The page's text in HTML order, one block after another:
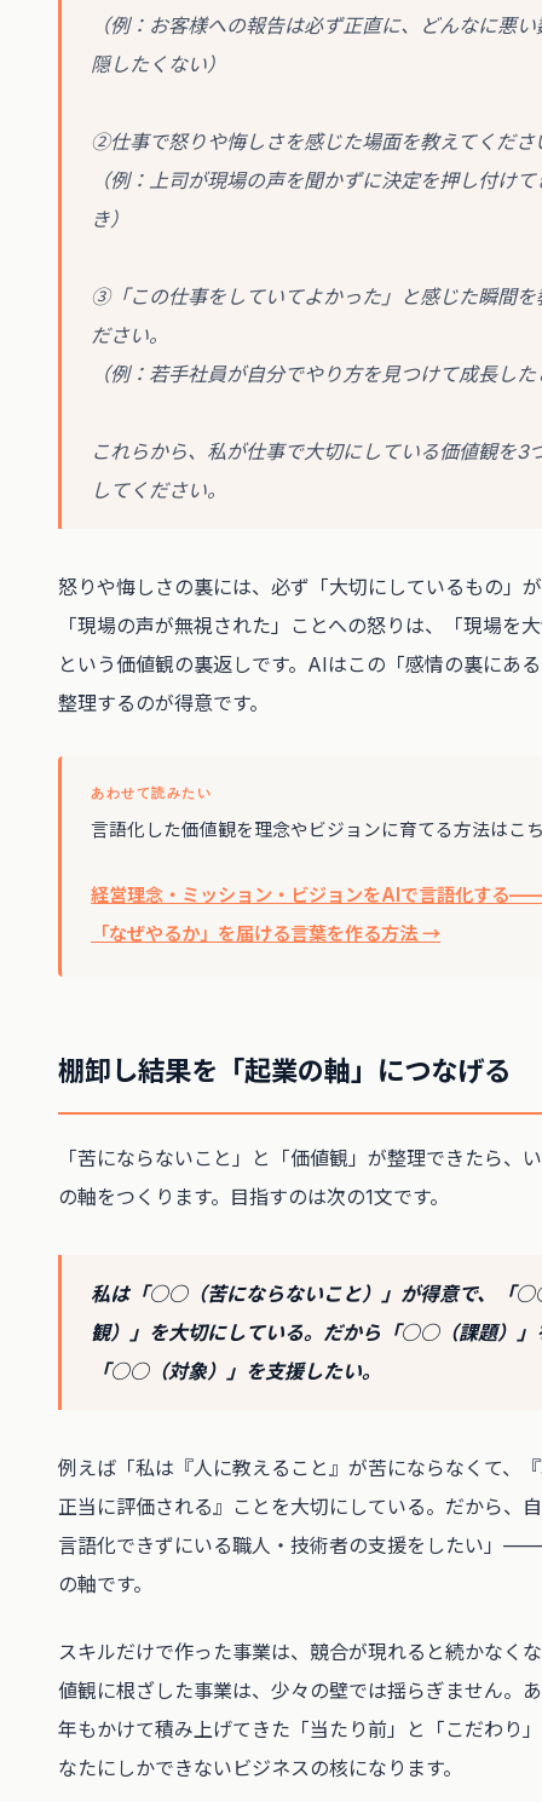
（例：お客様への報告は必ず正直に、どんなに悪
隠したくない）
②仕事で怒りや悔しさを感じた場面を教えてくださ
（例：上司が現場の声を聞かずに決定を押し付け
き）
③「この仕事をしていてよかった」と感じた瞬間を
ださい。
（例：若手社員が自分でやり方を見つけて成長し
これらから、私が仕事で大切にしている価値観を3
してください。
怒りや悔しさの裏には、必ず「大切にしているもの」
「現場の声が無視された」ことへの怒りは、「現場を
という価値観の裏返しです。AIはこの「感情の裏にあ
整理するのが得意です。
あわせて読みたい
言語化した価値観を理念やビジョンに育てる方法はこ
経営理念・ミッション・ビジョンをAIで言語化する
「なぜやるか」を届ける言葉を作る方法 →
棚卸し結果を「起業の軸」につなげる
「苦にならないこと」と「価値観」が整理できたら、
の軸をつくります。目指すのは次の1文です。
私は「○○（苦にならないこと）」が得意で、「
観）」を大切にしている。だから「○○（課題）」
「○○（対象）」を支援したい。
例えば「私は『人に教えること』が苦にならなくて、
正当に評価される』ことを大切にしている。だから、
言語化できずにいる職人・技術者の支援をしたい」
の軸です。
スキルだけで作った事業は、競合が現れると続かなく
値観に根ざした事業は、少々の壁では揺らぎません。
年もかけて積み上げてきた「当たり前」と「こだわり
なたにしかできないビジネスの核になります。